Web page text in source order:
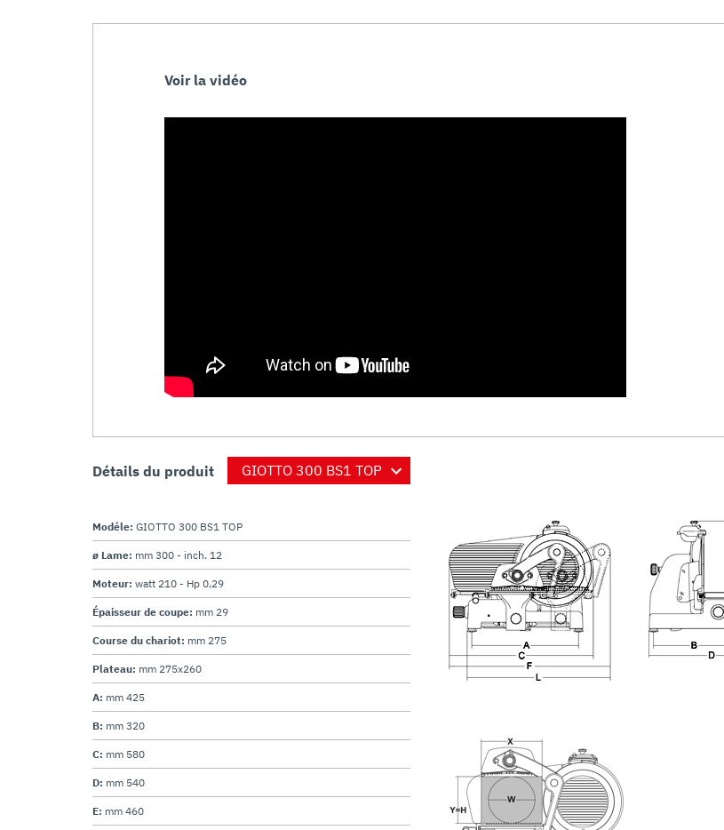
Voir la vidéo
Détails du produit
Modéle: GIOTTO 300 BS1 TOP
ø Lame: mm 300 - inch. 12
Moteur: watt 210 - Hp 0,29
Épaisseur de coupe: mm 29
Course du chariot: mm 275
Plateau: mm 275x260
A: mm 425
B: mm 320
C: mm 580
D: mm 540
E: mm 460